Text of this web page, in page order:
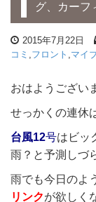
グ、カーフ
2015年7月22日
コミ ,フロント ,マイ
おはようござい
せっかくの連休
台風12号はビッ
雨？と予測しづ
雨でも今日のよ
リンクが欲しく